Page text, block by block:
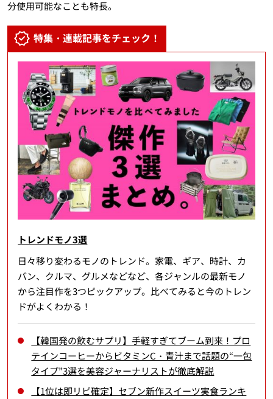
分使用可能なことも特長。
特集・連載記事をチェック！
トレンドモノ3選
日々移り変わるモノのトレンド。家電、ギア、時計、カ
バン、クルマ、グルメなどなど、各ジャンルの最新モノ
から注目作を3つピックアップ。比べてみると今のトレン
ドがよくわかる！
【韓国発の飲むサプリ】手軽すぎてブーム到来！プロ
テインコーヒーからビタミンC・青汁まで話題の“一包
タイプ”3選を美容ジャーナリストが徹底解説
【1位は即リピ確定】セブン新作スイーツ実食ランキ